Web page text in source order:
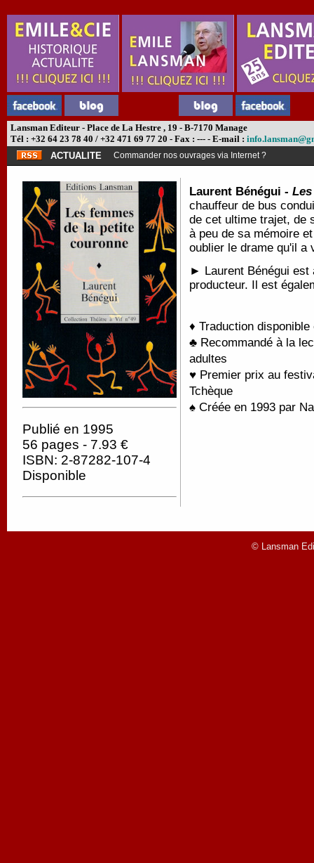
Lansman Editeur - Place de La Hestre , 19 - B-7170 Manage
Tél : +32 64 23 78 40 / +32 471 69 77 20 - Fax : --- - E-mail :
ACTUALITE
Commander nos ouvrages via Internet ?
Publié en 1995
56 pages - 7.93 €
ISBN: 2-87282-107-4
Disponible
Laurent Bénégui -
chauffeur de bus
de cet ultime trajet, de
à peu de sa mémoire
oublier le drame qu'il
► Laurent Bénégui est
producteur. Il est
♦ Traduction
♣ Recommandé à la
adultes
♥ Premier prix au
Tchèque
♠ Créée en 1993 par
© Lansman